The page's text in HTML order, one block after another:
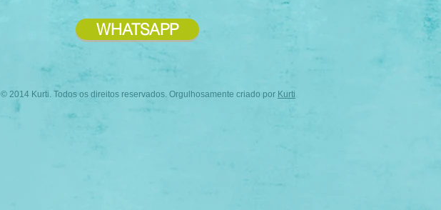
WHATSAPP
© 2014 Kurti. Todos os direitos reservados. Orgulhosamente criado por Kurti